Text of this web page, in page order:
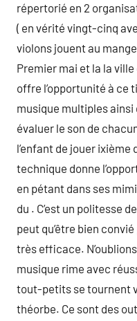
répertorié en 2
( en vérité vingt-cinq
violons jouent au
Premier mai et la la
offre l’opportunité à ce
musique multiples ainsi
évaluer le son de
l’enfant de jouer
technique donne
en pétant dans ses
du . C’est un politesse
peut qu’être bien
très efficace.
musique rime avec
tout-petits se tournent
théorbe. Ce sont des